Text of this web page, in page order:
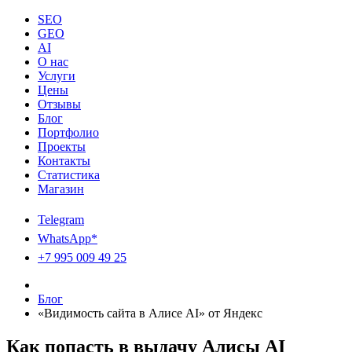
SEO
GEO
AI
О нас
Услуги
Цены
Отзывы
Блог
Портфолио
Проекты
Контакты
Статистика
Магазин
Telegram
WhatsApp*
+7 995 009 49 25
Блог
«Видимость сайта в Алисе AI» от Яндекс
Как попасть в выдачу Алисы AI